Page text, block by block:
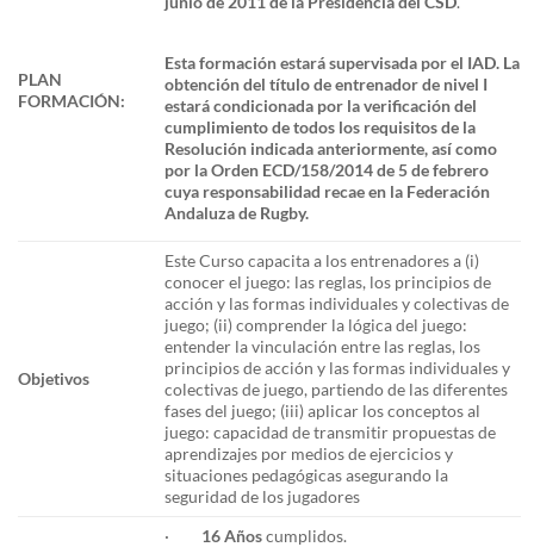
PLAN
FORMACIÓN:
Esta formación estará supervisada por el IAD. La
obtención del título de entrenador de nivel I
estará condicionada por la verificación del
cumplimiento de todos los requisitos de la
Resolución indicada anteriormente, así como
por la Orden ECD/158/2014 de 5 de febrero
cuya responsabilidad recae en la Federación
Andaluza de Rugby.
Objetivos
Este Curso capacita a los entrenadores a (i)
conocer el juego: las reglas, los principios de
acción y las formas individuales y colectivas de
juego; (ii) comprender la lógica del juego:
entender la vinculación entre las reglas, los
principios de acción y las formas individuales y
colectivas de juego, partiendo de las diferentes
fases del juego; (iii) aplicar los conceptos al
juego: capacidad de transmitir propuestas de
aprendizajes por medios de ejercicios y
situaciones pedagógicas asegurando la
seguridad de los jugadores
· 16 Añoscumplidos.